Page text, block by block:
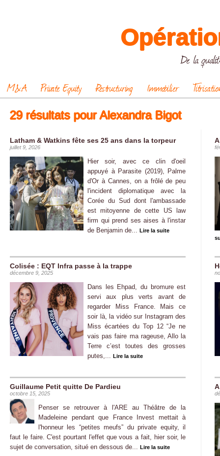
De la
M&A Private Equity Restructuring Immobilier
29 résultats pour Alexandra Bigot
Latham & Watkins fête ses 25 ans dans la torpeur
juillet 9, 2026
Hier soir, avec ce clin d'oeil
appuyé à Parasite (2019), Palme
d'Or à Cannes, on a frôlé de peu
l'incident diplomatique avec la
Corée du Sud dont l'ambassade
est mitoyenne de cette US law
firm qui prend ses aises à l'instar
de Benjamin de... Lire la suite
Colisée : EQT Infra passe à la trappe
décembre 9, 2025
Dans les Ehpad, du bromure est
servi aux plus verts avant de
regarder Miss France. Mais ce
soir là, la vidéo sur Instagram des
Miss écartées du Top 12 “Je ne
vais pas faire ma rageuse, Allo la
Terre c’est toutes des grosses
putes,... Lire la suite
Guillaume Petit quitte De Pardieu
octobre 15, 2025
Penser se retrouver à l'ARE au Théâtre de la
Madeleine pendant que France Invest mettait à
l'honneur les “petites meufs” du private equity, il
faut le faire. C'est pourtant l'effet que vous a fait, hier soir, le
sujet de conversation, situé en dessous de... Lire la suite